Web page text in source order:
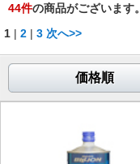
44件の商品がございます。
1 | 2 | 3 次へ>>
価格順